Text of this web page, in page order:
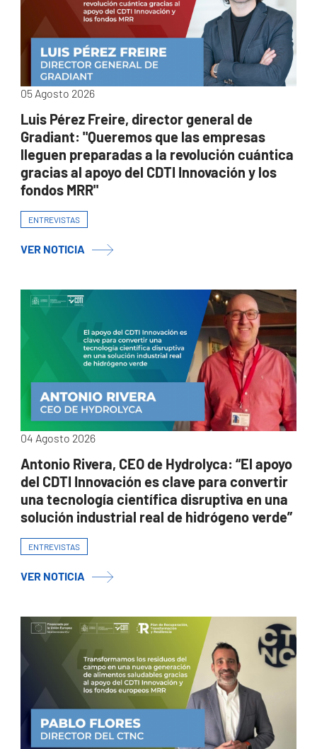
05 Agosto 2026
Luis Pérez Freire, director general de
Gradiant: "Queremos que las empresas
lleguen preparadas a la revolución cuántica
gracias al apoyo del CDTI Innovación y los
fondos MRR"
ENTREVISTAS
VER NOTICIA
04 Agosto 2026
Antonio Rivera, CEO de Hydrolyca: “El apoyo
del CDTI Innovación es clave para convertir
una tecnología científica disruptiva en una
solución industrial real de hidrógeno verde”
ENTREVISTAS
VER NOTICIA